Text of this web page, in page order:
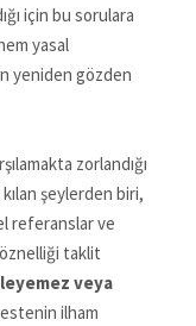
için bu sorulara
yasal
yeniden gözden
zorlandığı
şeylerden biri,
referanslar ve
taklit
veya
ilham